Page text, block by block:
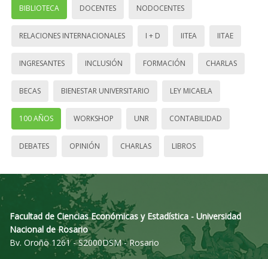
BIBLIOTECA DOCENTES NODOCENTES
RELACIONES INTERNACIONALES I + D IITEA IITAE
INGRESANTES INCLUSIÓN FORMACIÓN CHARLAS
BECAS BIENESTAR UNIVERSITARIO LEY MICAELA
100 AÑOS WORKSHOP UNR CONTABILIDAD
DEBATES OPINIÓN CHARLAS LIBROS
Facultad de Ciencias Económicas y Estadística - Universidad
Nacional de Rosario
Bv. Oroño 1261 - S2000DSM - Rosario